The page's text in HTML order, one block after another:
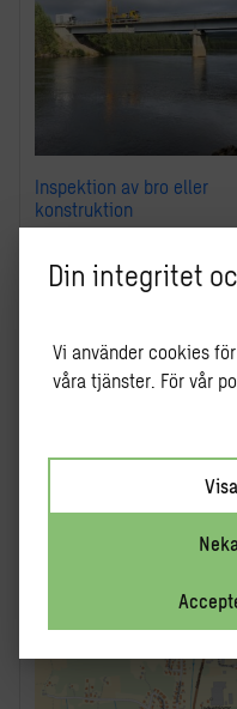
Din integritet
Vi använder cookies
våra tjänster. För vår
Inspektion av bro eller
konstruktion
Storskalig utrymning –
Workshop